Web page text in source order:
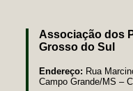
Associação dos
Grosso do Sul
Endereço: Rua
Campo Grande/MS –